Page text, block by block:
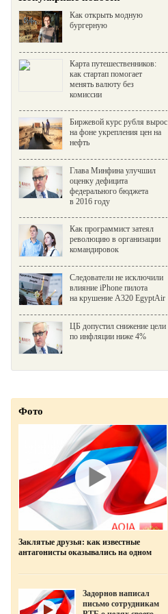
Как открыть модную
бургерную
Карта путешественников:
как стартап помогает
менять валюту без
комиссии
Биржевой курс рубля вырос
на фоне укрепления цен на
нефть
Глава Минфина улучшил
оценку дефицита
федерального бюджета
в 2016 году
Как программист затеял
революцию в организации
командировок
Следователи не исключили
влияние iPhone пилота
на крушение A320 EgyptAir
ЦБ допустил снижение цели
по инфляции ниже 4%
Фото
Заклятые друзья: как известные
антагонисты оказывались на одном
Задорнов написал
письмо сотрудникам